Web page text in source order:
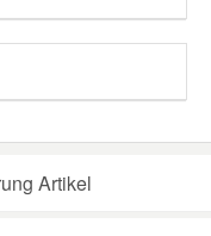
Artikel